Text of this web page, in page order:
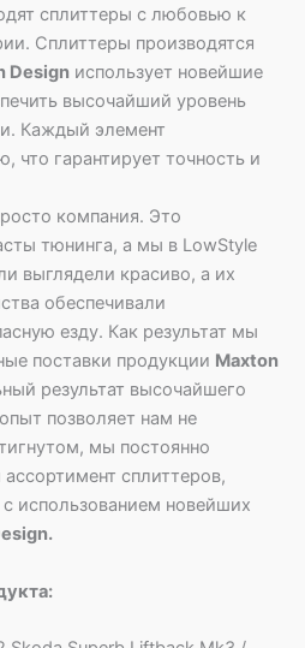
сплиттеры с любовью к
Сплиттеры производятся
Design использует новейшие
высочайший уровень
Каждый элемент
что гарантирует точность и
компания. Это
тюнинга, а мы в LowStyle
выглядели красиво, а их
обеспечивали
езду. Как результат мы
поставки продукции Maxton
результат высочайшего
позволяет нам не
мы постоянно
сплиттеров,
использованием новейших